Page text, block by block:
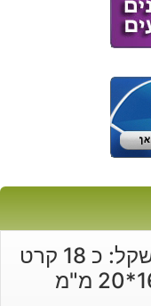
קלצדוני מלוטש לשיבוץ משקל: כ 18 קרט